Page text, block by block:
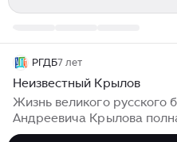
РГДБ7 лет
Неизвестный Крылов
Жизнь великого русского
Андреевича Крылова
точный год его рождения